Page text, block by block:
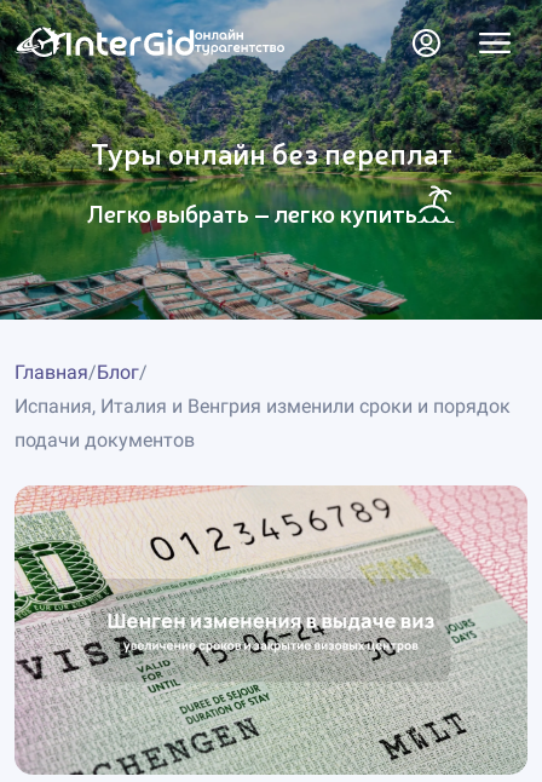
Туры онлайн без переплат
Легко выбрать – легко купить
Главная/Блог/
Испания, Италия и Венгрия изменили сроки и порядок
подачи документов